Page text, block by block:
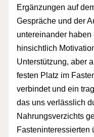
Ergänzungen auf
Gespräche und der
untereinander
hinsichtlich
Unterstützung, aber
festen Platz im
verbindet und ein
das uns verlässlich
Nahrungsverzichts
Fasteninteressierten